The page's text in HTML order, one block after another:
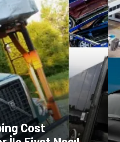
Cost